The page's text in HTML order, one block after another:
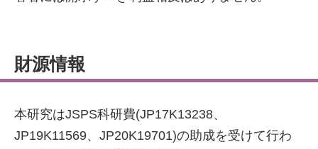
財源情報
本研究はJSPS科研費(JP17K13238、
JP19K11569、JP20K19701)の助成を受けて行わ